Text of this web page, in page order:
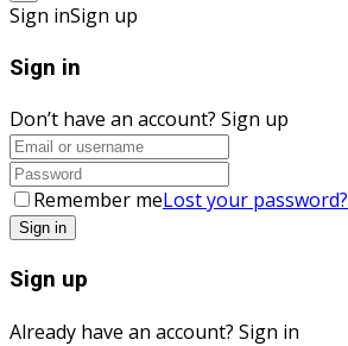
Sign inSign up
Sign in
Don’t have an account? Sign up
Remember meLost your password?
Sign up
Already have an account? Sign in